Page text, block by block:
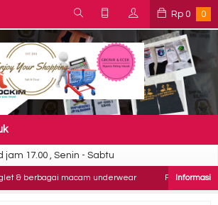
Rp 0 0
jam 17.00 , Senin - Sabtu
& berbagai macam underwear Pusatnya